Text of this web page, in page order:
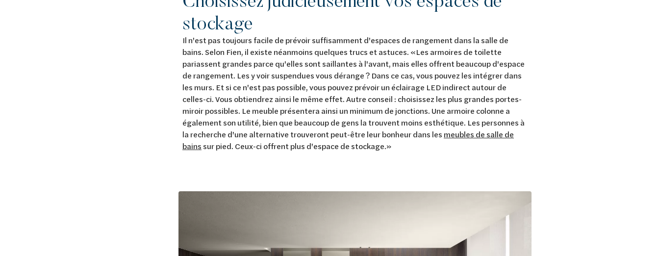
stockage
Il n'est pas toujours facile de prévoir suffisamment d'espaces de rangement dans la salle de
bains. Selon Fien, il existe néanmoins quelques trucs et astuces. «Les armoires de toilette
pariassent grandes parce qu'elles sont saillantes à l'avant, mais elles offrent beaucoup d'espace
de rangement. Les y voir suspendues vous dérange ? Dans ce cas, vous pouvez les intégrer dans
les murs. Et si ce n'est pas possible, vous pouvez prévoir un éclairage LED indirect autour de
celles-ci. Vous obtiendrez ainsi le même effet. Autre conseil : choisissez les plus grandes portes-
miroir possibles. Le meuble présentera ainsi un minimum de jonctions. Une armoire colonne a
également son utilité, bien que beaucoup de gens la trouvent moins esthétique. Les personnes à
la recherche d'une alternative trouveront peut-être leur bonheur dans les meubles de salle de
bains sur pied. Ceux-ci offrent plus d'espace de stockage.»